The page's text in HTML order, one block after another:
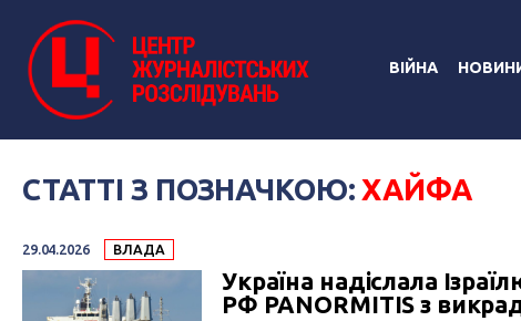
ВІЙНА
СТАТТІ З ПОЗНАЧКОЮ:ХАЙФА
29.04.2026 ВЛАДА
Україна надіслала
РФ PANORMITIS з